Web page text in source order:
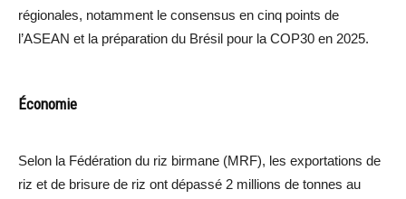
régionales, notamment le consensus en cinq points de
l’ASEAN et la préparation du Brésil pour la COP30 en 2025.
Économie
Selon la Fédération du riz birmane (MRF), les exportations de
riz et de brisure de riz ont dépassé 2 millions de tonnes au